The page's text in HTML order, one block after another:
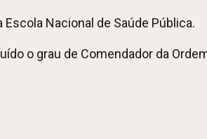
Nacional de Saúde Pública.
o grau de Comendador da